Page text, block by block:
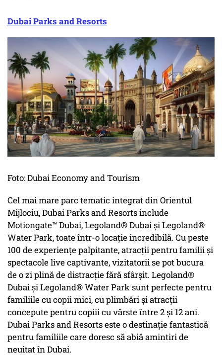
Dubai Parks and Resorts
Foto: Dubai Economy and Tourism
Cel mai mare parc tematic integrat din Orientul
Mijlociu, Dubai Parks and Resorts include
Motiongate™ Dubai, Legoland® Dubai și Legoland®
Water Park, toate într-o locație incredibilă. Cu peste
100 de experiențe palpitante, atracții pentru familii și
spectacole live captivante, vizitatorii se pot bucura
de o zi plină de distracție fără sfârșit. Legoland®
Dubai și Legoland® Water Park sunt perfecte pentru
familiile cu copii mici, cu plimbări și atracții
concepute pentru copiii cu vârste între 2 și 12 ani.
Dubai Parks and Resorts este o destinație fantastică
pentru familiile care doresc să abiă amintiri de
neuitat în Dubai.